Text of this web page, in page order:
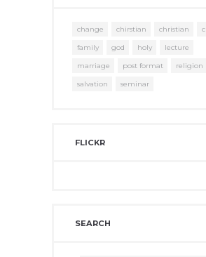
change chirstian christian
family
god holy
lecture
marriage
post format
religion
salvation
seminar
FLICKR
SEARCH